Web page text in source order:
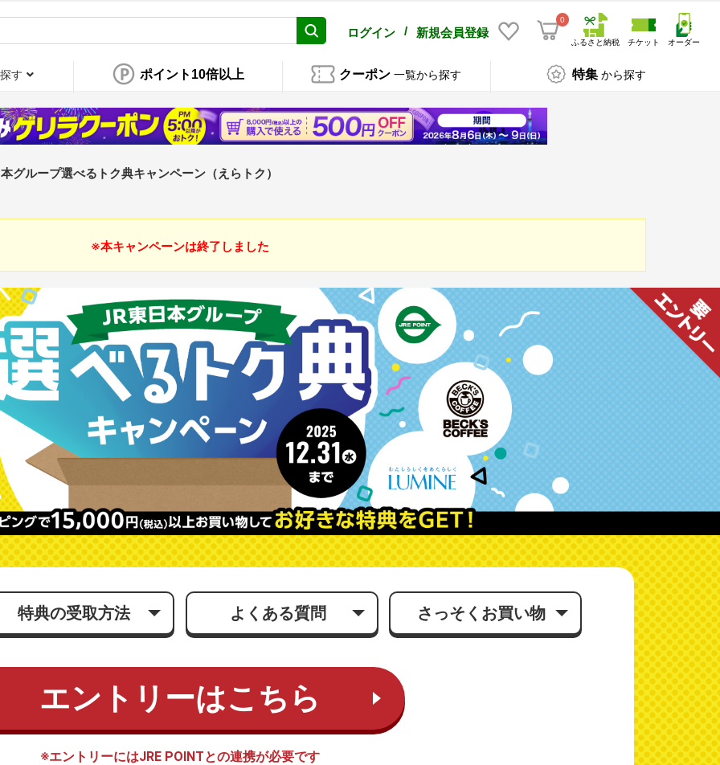
ログイン / 新規会員登録
0
ふるさと納税 チケット オーダー
す ポイント10倍以上 クーポン 一覧から探す 特集 から探す
グループ選べるトク典キャンペーン（えらトク）
※本キャンペーンは終了しました
特典の受取方法 よくある質問 さっそくお買い物
エントリーはこちら
※エントリーにはJRE POINTとの連携が必要です